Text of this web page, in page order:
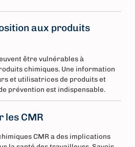
aux produits
être vulnérables à
chimiques. Une information
et utilisatrices de produits et
prévention est indispensable.
les CMR
CMR a des implications